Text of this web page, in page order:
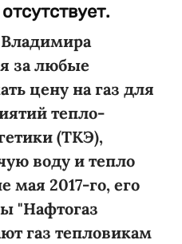
Владимира
за любые
цену на газ для
тепло-
(ТКЭ),
воду и тепло
мая 2017-го, его
"Нафтогаз
газ тепловикам